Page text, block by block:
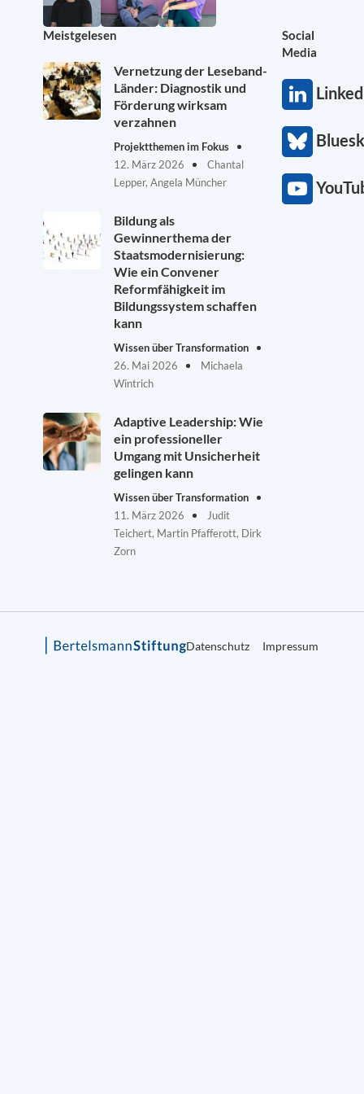
Meistgelesen
Vernetzung der Leseband-
Länder: Diagnostik und
Förderung wirksam
verzahnen
Projektthemen im Fokus
12. März 2026
Chantal
Lepper, Angela Müncher
Bildung als
Gewinnerthema der
Staatsmodernisierung:
Wie ein Convener
Reformfähigkeit im
Bildungssystem schaffen
kann
Wissen über Transformation
26. Mai 2026
Michaela
Wintrich
Adaptive Leadership: Wie
ein professioneller
Umgang mit Unsicherheit
gelingen kann
Wissen über Transformation
11. März 2026
Judit
Teichert, Martin Pfafferott, Dirk
Zorn
Social
Media
Datenschutz Impressum